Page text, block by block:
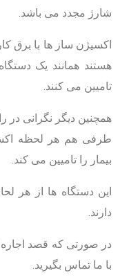
شارژ مجدد می باشد.
اکسیژن ساز ها با برق
هستند همانند یک
تامیین می کنند.
همچنین دیگر نگرانی در
طرفی هم هر لحظه
بیمار را تامیین می کند.
این دستگاه ها از هر
دارند.
در صورتی که قصد اجاره
با ما تماس بگیرید.